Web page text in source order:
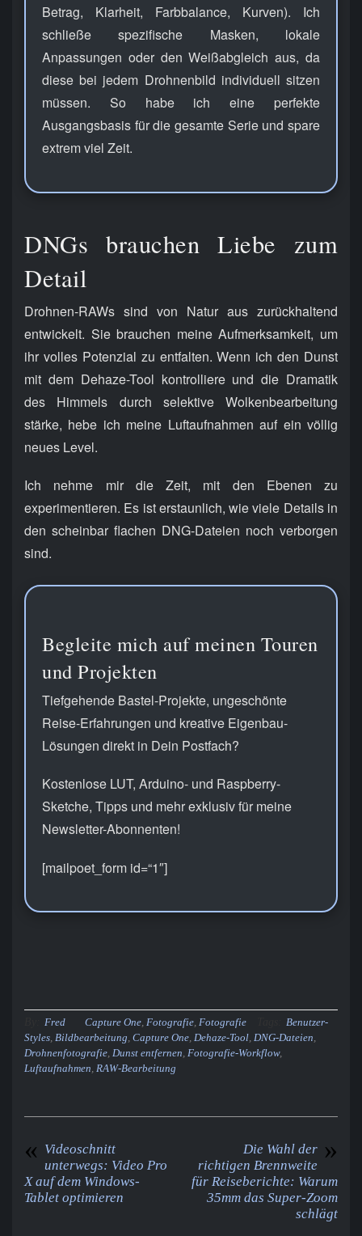
Betrag, Klarheit, Farbbalance, Kurven). Ich
schließe spezifische Masken, lokale
Anpassungen oder den Weißabgleich aus, da
diese bei jedem Drohnenbild individuell sitzen
müssen. So habe ich eine perfekte
Ausgangsbasis für die gesamte Serie und spare
extrem viel Zeit.
DNGs brauchen Liebe zum
Detail
Drohnen-RAWs sind von Natur aus zurückhaltend
entwickelt. Sie brauchen meine Aufmerksamkeit, um
ihr volles Potenzial zu entfalten. Wenn ich den Dunst
mit dem Dehaze-Tool kontrolliere und die Dramatik
des Himmels durch selektive Wolkenbearbeitung
stärke, hebe ich meine Luftaufnahmen auf ein völlig
neues Level.
Ich nehme mir die Zeit, mit den Ebenen zu
experimentieren. Es ist erstaunlich, wie viele Details in
den scheinbar flachen DNG-Dateien noch verborgen
sind.
Begleite mich auf meinen Touren
und Projekten
Tiefgehende Bastel-Projekte, ungeschönte
Reise-Erfahrungen und kreative Eigenbau-
Lösungen direkt in Dein Postfach?
Kostenlose LUT, Arduino- und Raspberry-
Sketche, Tipps und mehr exklusiv für meine
Newsletter-Abonnenten!
[mailpoet_form id=“1″]
Fred Capture One, Fotografie, Fotografie
Benutzer-
Styles, Bildbearbeitung, Capture One, Dehaze-Tool, DNG-Dateien,
Drohnenfotografie, Dunst entfernen, Fotografie-Workflow,
Luftaufnahmen, RAW-Bearbeitung
« Videoschnitt
unterwegs: Video Pro
X auf dem Windows-
Tablet optimieren
»
Die Wahl der
richtigen Brennweite
für Reiseberichte: Warum
35mm das Super-Zoom
schlägt